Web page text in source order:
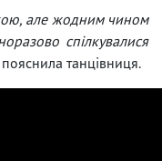
але жодним чином
спілкувалися
танцівниця.